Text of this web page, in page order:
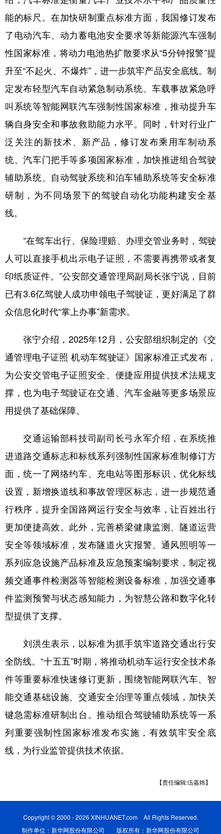
陕西 甘肃 青海 宁夏
新疆 内蒙古 黑龙江
多语种频道
English Español Français عربى
Deutsch Português
能的标尺。在加快研制重点标准方面，我国修订发布
了电动汽车、动力蓄电池安全要求等新能源汽车强制
性国家标准，将动力电池热扩散要求从“5分钟报警”提
升至“不起火、不爆炸”，进一步筑牢产品安全底线。制
定发布轻型汽车自动紧急制动系统、车载事故紧急呼
叫系统等智能网联汽车强制性国家标准，推动提升车
辆自身安全和事故救助能力水平。同时，针对行业广
泛关注的新技术、新产品，修订发布乘用车制动系
统、汽车门把手等多项国家标准，加快推进组合驾驶
辅助系统、自动驾驶系统和泊车辅助系统等安全标准
研制，为不同场景下的驾驶自动化功能构建安全基
线。
“在驾车出行、保险理赔、办理交管业务时，驾驶
人可以直接手机出示电子证照，不需要再携带或者复
印纸质证件。”公安部交通管理局副局长张宁说，目前
已有3.6亿驾驶人成功申领电子驾驶证，更好满足了群
众信息化时代“掌上办事”新需求。
张宁介绍，2025年12月，公安部组织制定的《交
通管理电子证照 机动车驾驶证》国家标准正式发布，
为公安交管电子证照安全、便捷应用提供技术法规支
撑，也为电子驾驶证在交通、汽车金融等更多场景应
用提供了基础保障。
交通运输部科技司副司长弓永军介绍，在系统推
进道路交通标志和标线系列强制性国家标准制修订方
面，统一了网络约车、充电站等图形标识，优化标线
设置，新增换道线和事故管理区标志，进一步规范通
行秩序，提升全国路网运行安全与效率，让百姓出行
更加便捷高效。此外，完善桥梁健康监测、隧道运营
安全等领域标准，发布隧道火灾报警、通风照明等一
系列应急设施产品标准及应急预案编制要求，制定视
频交通事件检测器等智能检测设备标准，加强交通事
件监测预警与状态感知能力，为智慧公路和数字化转
型提供了支撑。
刘洪生表示，以标准为抓手筑牢道路交通出行安
全防线。“十五五”时期，将推动机动车运行安全技术条
件等重要标准快速修订更新，围绕智能网联汽车、智
能交通基础设施、交通安全治理等重点领域，加快关
键急需标准研制出台。推动组合驾驶辅助系统等一系
列重要强制性国家标准发布实施，有效筑牢安全底
线，为行业监管提供技术依据。
【责任编辑:伍嘉炜】
Copyright © 2000 - 2026 XINHUANET.com All Rights Reserved.
制作单位：新华网股份有限公司 版权所有：新华网股份有限公司